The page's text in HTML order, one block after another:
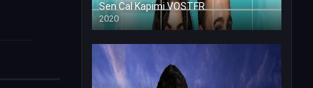
Sen Cal Kapimi VOSTFR
2020